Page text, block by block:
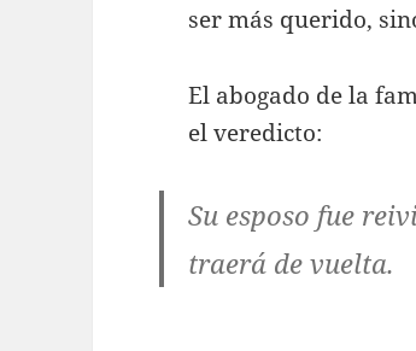
ser más querido,
El abogado de la
el veredicto:
Su esposo fue
traerá de vuelta.